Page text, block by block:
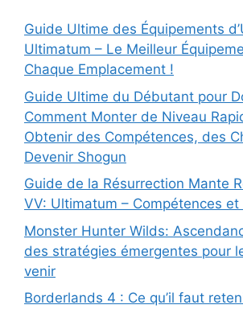
Guide Ultime des Équipements
Ultimatum – Le Meilleur
Chaque Emplacement !
Guide Ultime du Débutant pour
Comment Monter de Niveau
Obtenir des Compétences, des
Devenir Shogun
Guide de la Résurrection Mante
VV: Ultimatum – Compétences
Monster Hunter Wilds:
des stratégies émergentes pour
venir
Borderlands 4 : Ce qu’il faut